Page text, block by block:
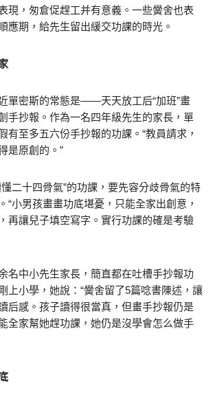
現，匆倉促趕工并有意義。一些黌舍也表
應期，給先生留出緩交功課的時光。
單密斯的常態是——天天放工后“加班”畫
手抄報。作為一名四年級先生的家長，單
有至多五六份手抄報的功課。“教員請求，
是原創的。”
二十四骨氣”的功課，要先容分歧骨氣的特
“小男孩畫畫功底堪憂，只能全家出創意，
，再讓兒子填空寫字。實行功課的確是考驗
名中小先生家長，簡直都在吐槽手抄報功
上小學，她說：“黌舍留了5篇唸書陳述，讓
后感。孩子讀得很當真，但畫手抄報仍是
全家幫她趕功課，她仍是沒學會怎么做手